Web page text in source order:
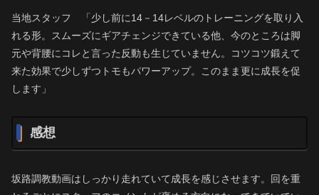
当地スタッフ 「少し前に14－14レベルのトレーニングを取り入
れる形。スムーズにギアチェンジできている他、今のところは脚
元や背腰にコレと言った反動も生じていません。コツコツ鍛えて
来た効果で少しずつトモもパワーアップ。このまま更に成長を促
します」
感想
坂路調教動画はしっかり走れていて成長を感じさせます。回を重